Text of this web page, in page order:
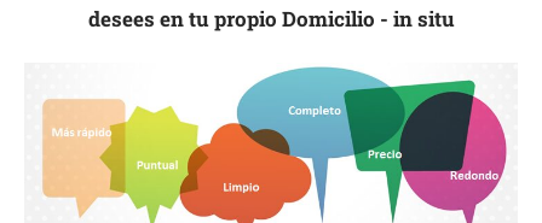
desees en tu propio Domicilio - in situ